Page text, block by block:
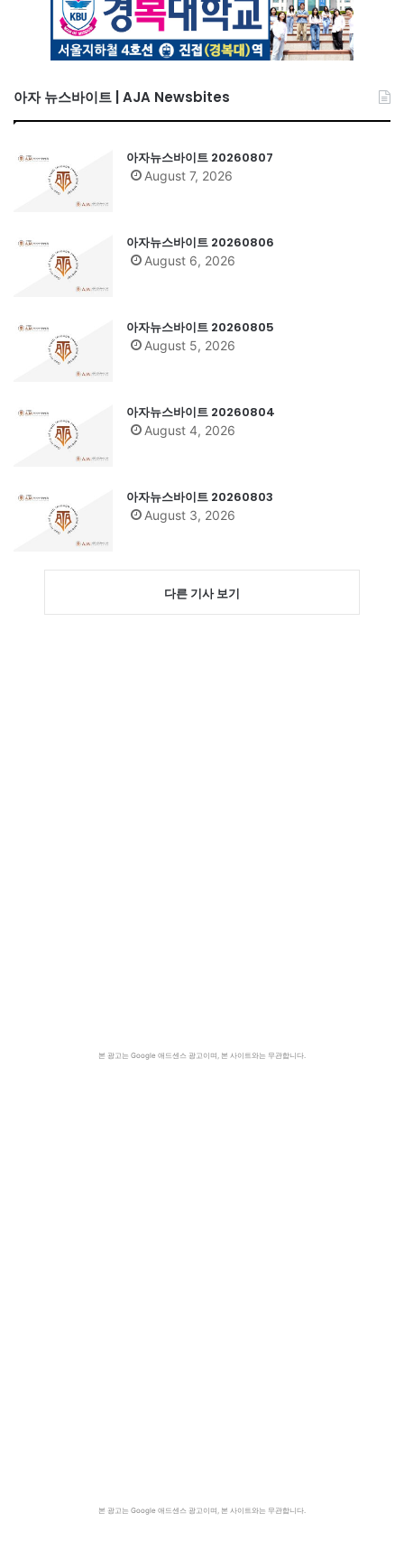
아자 뉴스바이트 | AJA Newsbites
아자뉴스바이트 20260807
August 7, 2026
아자뉴스바이트 20260806
August 6, 2026
아자뉴스바이트 20260805
August 5, 2026
아자뉴스바이트 20260804
August 4, 2026
아자뉴스바이트 20260803
August 3, 2026
다른 기사 보기
본 광고는 Google 애드센스 광고이며, 본 사이트와는 무관합니다.
본 광고는 Google 애드센스 광고이며, 본 사이트와는 무관합니다.